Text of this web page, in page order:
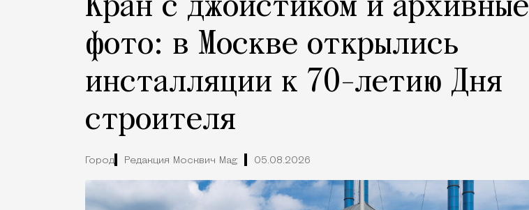
Кран с джойстиком и архивные
фото: в Москве открылись
инсталляции к 70-летию Дня
строителя
Город Редакция Москвич Mag 05.08.2026